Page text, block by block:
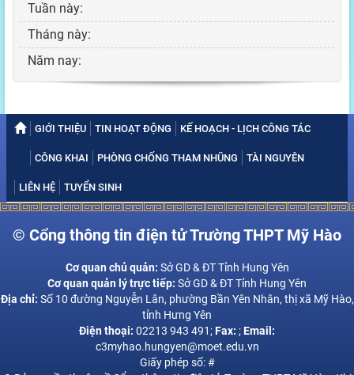
Tuần này:
Tháng này:
Năm nay:
GIỚI THIỆU TIN HOẠT ĐỘNG KẾ HOẠCH - LỊCH CÔNG TÁC
CÔNG KHAI PHÒNG CHỐNG THAM NHŨNG TÀI NGUYÊN
LIÊN HỆ TUYỂN SINH
© Cổng thông tin điện tử Trường THPT Mỹ Hào
Cơ quan chủ quản: Sở GD & ĐT Tỉnh Hung Yên
Cơ quan quản lý trực tiếp: Sở GD & ĐT Tỉnh Hung Yên
Địa chỉ: Số 10 đường Nguyễn Lân, phường Bần Yên Nhân, thị xã Mỹ Hào,
tỉnh Hưng Yên
Điện thoại: 02213 943 491; Fax: ; Email:
c3myhao.hungyen@moet.edu.vn
Giấy phép số: #